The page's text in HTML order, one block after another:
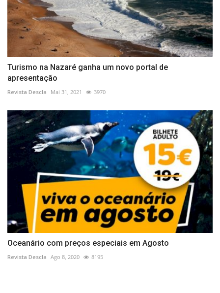
Turismo na Nazaré ganha um novo portal de
apresentação
Revista Descla Mai 31, 2021 3970
Oceanário com preços especiais em Agosto
Revista Descla Ago 8, 2020 8195